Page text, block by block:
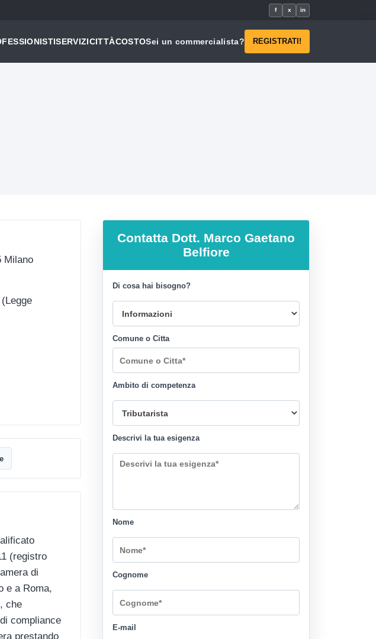
f x in
SERVIZICITTÀCOSTOSei un commercialista? REGISTRATI!
Milano
(registro
di
e a Roma,
che
compliance
prestando
Contatta Dott. Marco Gaetano
Belfiore
Di cosa hai bisogno?
Comune o Citta
Ambito di competenza
Descrivi la tua esigenza
Nome
Cognome
E-mail